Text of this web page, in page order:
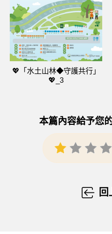
💖「水土山林◆守護共行」
💖_3
本篇內容給予您
回